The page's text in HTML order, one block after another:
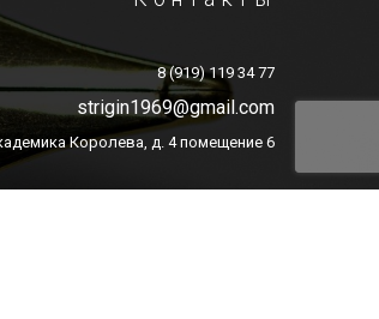
8 (919) 119 34 77
strigin1969@gmail.com
Королева, д. 4 помещение 6